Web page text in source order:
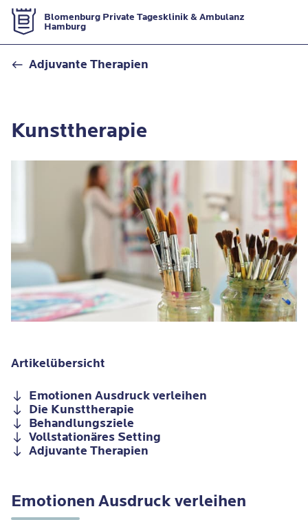
Zur Startseite
Blomenburg Private Tagesklinik & Ambulanz
Hamburg
Adjuvante Therapien
Kunsttherapie
Artikelübersicht
Emotionen Ausdruck verleihen
Die Kunsttherapie
Behandlungsziele
Vollstationäres Setting
Adjuvante Therapien
Emotionen Ausdruck verleihen